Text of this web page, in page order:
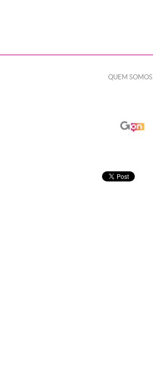
QUEM SOMOS